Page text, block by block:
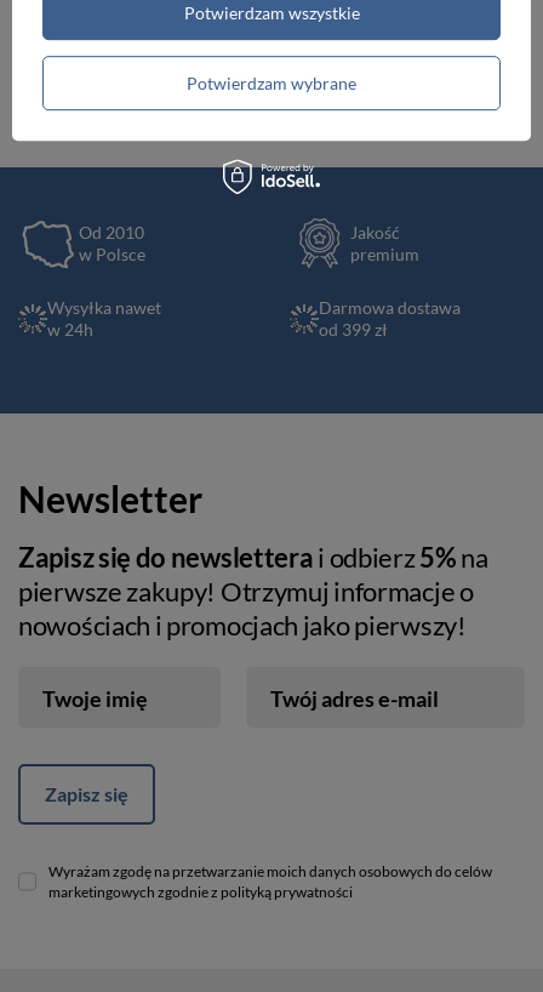
Walizki podróżne Akcesoria i dodatki odzieżowe
Renowacja skóry
Od 2010
w Polsce
Jakość
premium
Wysyłka nawet
w 24h
Darmowa dostawa
od 399 zł
Newsletter
Zapisz się do newsletterai odbierz5%na
pierwsze zakupy! Otrzymuj informacje o
nowościach i promocjach jako pierwszy!
Twoje imię Twój adres e-mail
Zapisz się
Wyrażam zgodę na przetwarzanie moich danych osobowych do celów
marketingowych zgodnie z polityką prywatności
Potwierdzam wybrane
Potwierdzam wszystkie